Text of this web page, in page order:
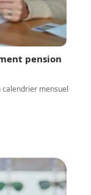
pension
calendrier mensuel